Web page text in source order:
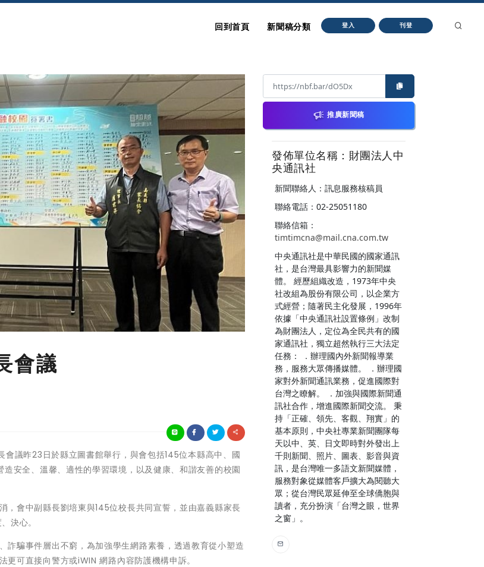
回到首頁 新聞稿分類 登入 刊登
會議
議昨23日於縣立圖書館舉行，與會包括145位本縣高中、國
安全、溫馨、適性的學習環境，以及健康、和諧友善的校園
，會中副縣長劉培東與145位校長共同宣誓，並由嘉義縣家長
決心。
騙事件層出不窮，為加強學生網路素養，透過教育從小塑造
可直接向警方或iWIN 網路內容防護機構申訴。
推廣新聞稿
發佈單位名稱：財團法人中
央通訊社
新聞聯絡人：訊息服務核稿員
聯絡電話：02-25051180
聯絡信箱：
timtimcna@mail.cna.com.tw
中央通訊社是中華民國的國家通訊
社，是台灣最具影響力的新聞媒
體。 經歷組織改造，1973年中央
社改組為股份有限公司，以企業方
式經營；隨著民主化發展，1996年
依據「中央通訊社設置條例」改制
為財團法人，定位為全民共有的國
家通訊社，獨立超然執行三大法定
任務： ．辦理國內外新聞報導業
務，服務大眾傳播媒體。 ．辦理國
家對外新聞通訊業務，促進國際對
台灣之瞭解。 ．加強與國際新聞通
訊社合作，增進國際新聞交流。 秉
持「正確、領先、客觀、翔實」的
基本原則，中央社專業新聞團隊每
天以中、英、日文即時對外發出上
千則新聞、照片、圖表、影音與資
訊，是台灣唯一多語文新聞媒體，
服務對象從媒體客戶擴大為閱聽大
眾；從台灣民眾延伸至全球僑胞與
讀者，充分扮演「台灣之眼，世界
之窗」。